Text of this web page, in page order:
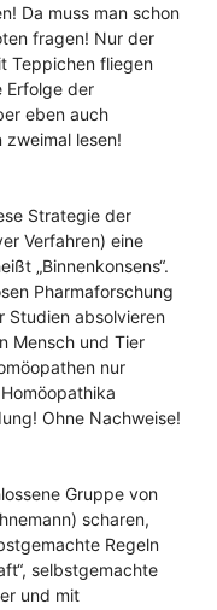
Da muss man schon
fragen! Nur der
Teppichen fliegen
Erfolge der
eben auch
zweimal lesen!
Strategie der
Verfahren) eine
„Binnenkonsens“.
Pharmaforschung
Studien absolvieren
Mensch und Tier
nur
Ohne Nachweise!
Gruppe von
scharen,
Regeln
selbstgemachte
und mit